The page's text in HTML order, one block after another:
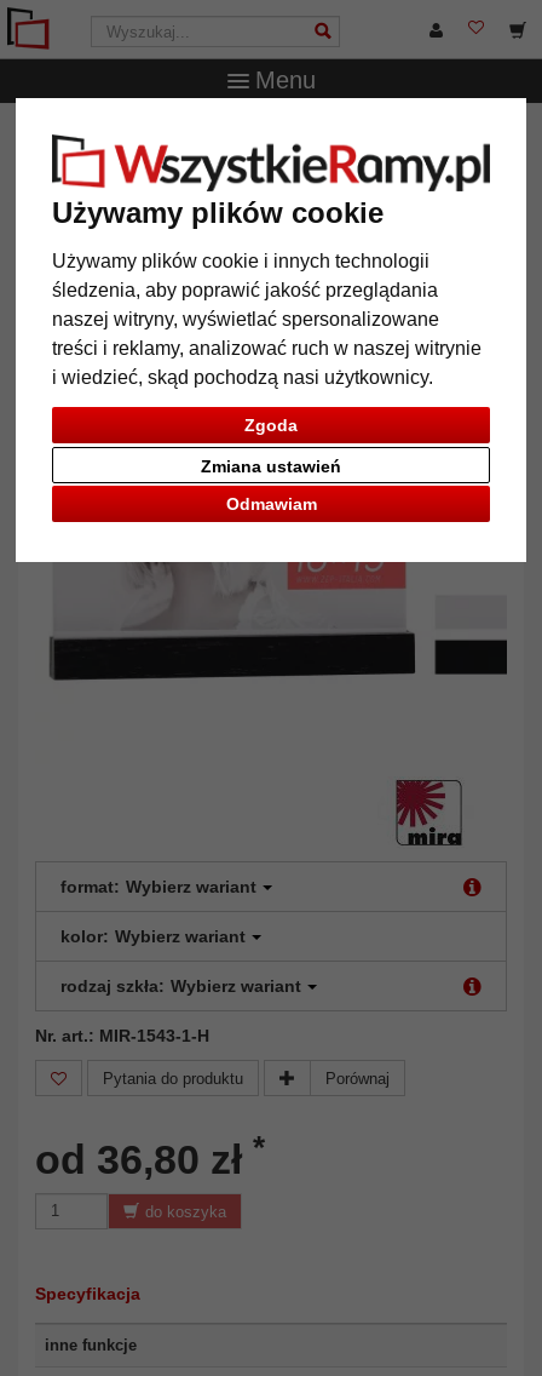
Używamy plików cookie
Używamy plików cookie i innych technologii
śledzenia, aby poprawić jakość przeglądania
naszej witryny, wyświetlać spersonalizowane
treści i reklamy, analizować ruch w naszej witrynie
i wiedzieć, skąd pochodzą nasi użytkownicy.
Zgoda
Odmawiam
Zmiana ustawień
Menu
WszystkieRamy.pl
na zdjęcia Dresda
Akrylowy stojak na zdjęcia
Dresda
format: Wybierz wariant
kolor: Wybierz wariant
rodzaj szkła: Wybierz wariant
Nr. art.: MIR-1543-1-H
Pytania do produktu Porównaj
od 36,80 zł *
do koszyka
Specyfikacja
inne funkcje